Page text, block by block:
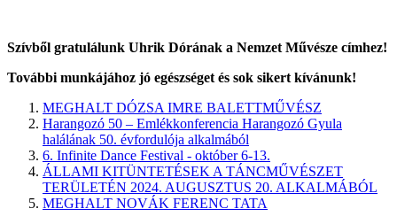
Szívből gratulálunk Uhrik Dórának a Nemzet Művésze címhez!
További munkájához jó egészséget és sok sikert kívánunk!
MEGHALT DÓZSA IMRE BALETTMŰVÉSZ
Harangozó 50 – Emlékkonferencia Harangozó Gyula
halálának 50. évfordulója alkalmából
6. Infinite Dance Festival - október 6-13.
ÁLLAMI KITÜNTETÉSEK A TÁNCMŰVÉSZET
TERÜLETÉN 2024. AUGUSZTUS 20. ALKALMÁBÓL
MEGHALT NOVÁK FERENC TATA